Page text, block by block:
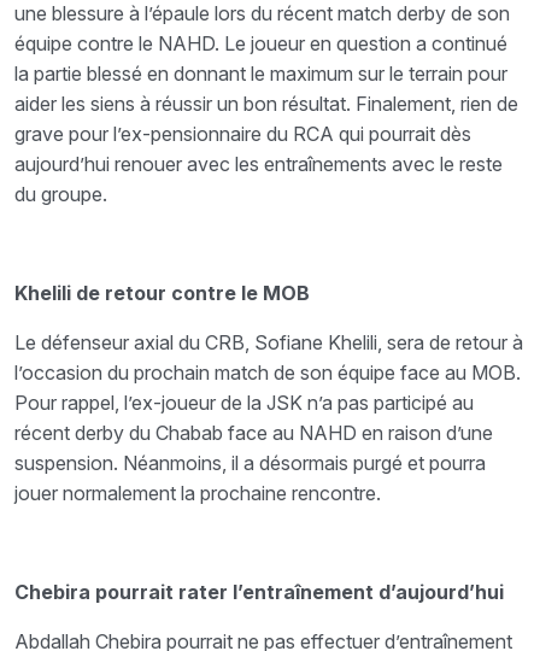
une blessure à l’épaule lors du récent match derby de son
équipe contre le NAHD. Le joueur en question a continué
la partie blessé en donnant le maximum sur le terrain pour
aider les siens à réussir un bon résultat. Finalement, rien de
grave pour l’ex-pensionnaire du RCA qui pourrait dès
aujourd’hui renouer avec les entraînements avec le reste
du groupe.
Khelili de retour contre le MOB
Le défenseur axial du CRB, Sofiane Khelili, sera de retour à
l’occasion du prochain match de son équipe face au MOB.
Pour rappel, l’ex-joueur de la JSK n’a pas participé au
récent derby du Chabab face au NAHD en raison d’une
suspension. Néanmoins, il a désormais purgé et pourra
jouer normalement la prochaine rencontre.
Chebira pourrait rater l’entraînement d’aujourd’hui
Abdallah Chebira pourrait ne pas effectuer d’entraînement